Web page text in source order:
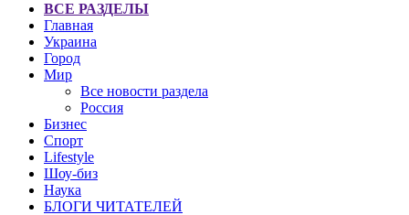
ВСЕ РАЗДЕЛЫ
Главная
Украина
Город
Мир
Все новости раздела
Россия
Бизнес
Спорт
Lifestyle
Шоу-биз
Наука
БЛОГИ ЧИТАТЕЛЕЙ